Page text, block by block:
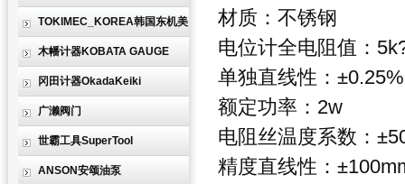
TOKIMEC_KOREA韩国东机美
木幡计器KOBATA GAUGE
冈田计器OkadaKeiki
广濑阀门
世霸工具SuperTool
ANSON安颂油泵
材质：不锈钢
电位计全电阻值：
单独直线性：±0.25%
额定功率：2w
电阻丝温度系数：
精度直线性：